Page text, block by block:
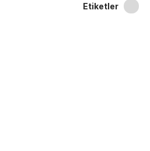
Etiketler